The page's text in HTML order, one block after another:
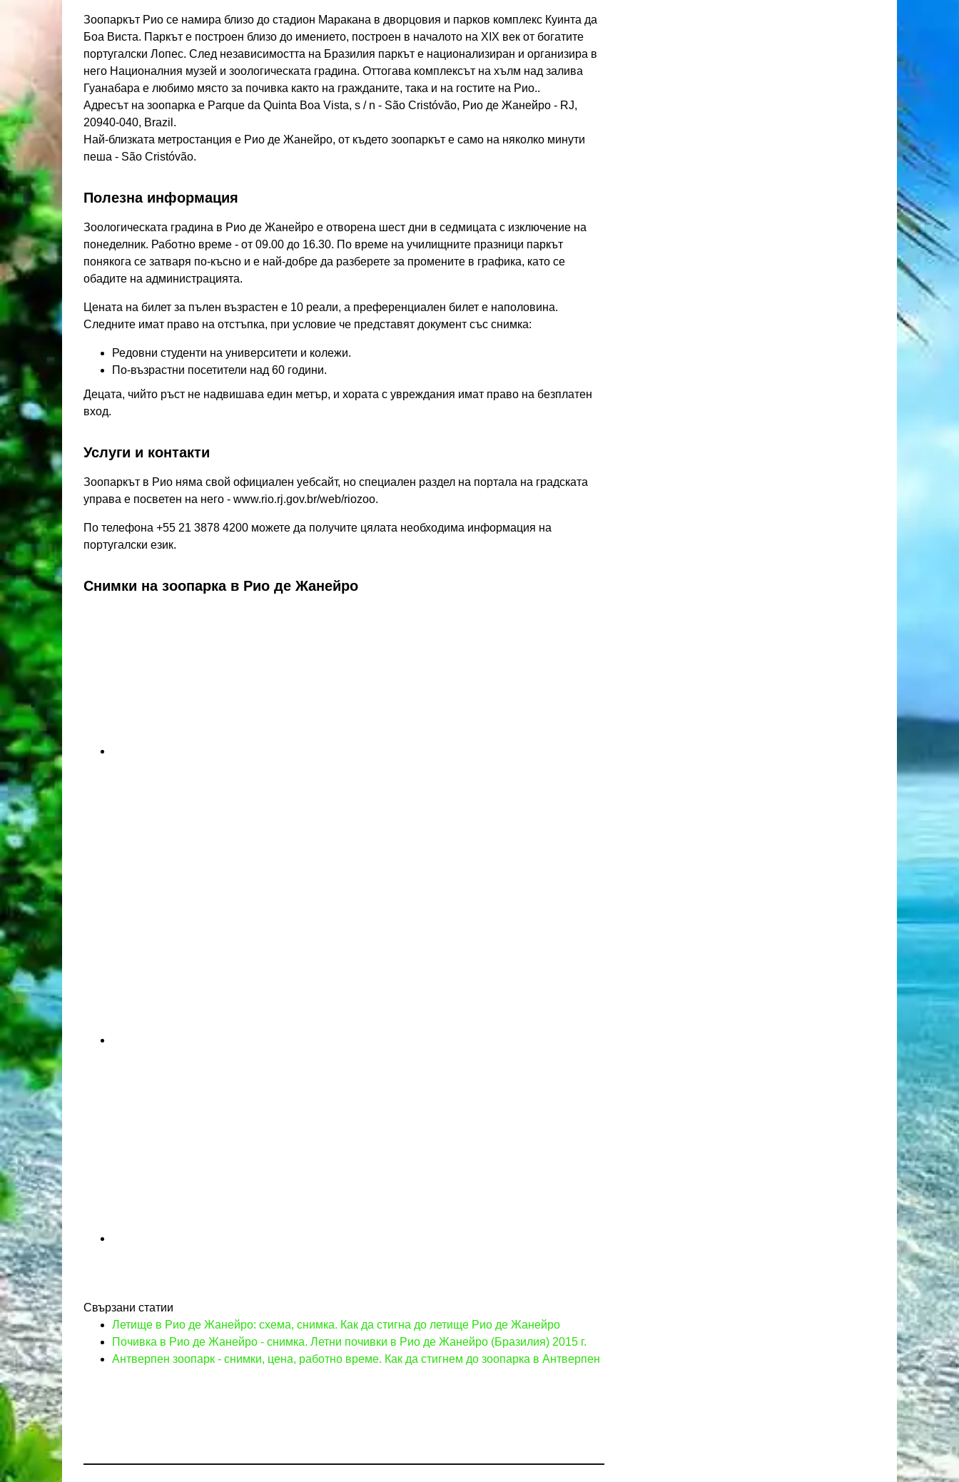
Зоопаркът Рио се намира близо до стадион Маракана в дворцовия и парков комплекс Куинта да
Боа Виста. Паркът е построен близо до имението, построен в началото на XIX век от богатите
португалски Лопес. След независимостта на Бразилия паркът е национализиран и организира в
него Националния музей и зоологическата градина. Оттогава комплексът на хълм над залива
Гуанабара е любимо място за почивка както на гражданите, така и на гостите на Рио..
Адресът на зоопарка е Parque da Quinta Boa Vista, s / n - São Cristóvão, Рио де Жанейро - RJ,
20940-040, Brazil.
Най-близката метростанция е Рио де Жанейро, от където зоопаркът е само на няколко минути
пеша - São Cristóvão.
Полезна информация
Зоологическата градина в Рио де Жанейро е отворена шест дни в седмицата с изключение на
понеделник. Работно време - от 09.00 до 16.30. По време на училищните празници паркът
понякога се затваря по-късно и е най-добре да разберете за промените в графика, като се
обадите на администрацията.
Цената на билет за пълен възрастен е 10 реали, а преференциален билет е наполовина.
Следните имат право на отстъпка, при условие че представят документ със снимка:
Редовни студенти на университети и колежи.
По-възрастни посетители над 60 години.
Децата, чийто ръст не надвишава един метър, и хората с увреждания имат право на безплатен
вход.
Услуги и контакти
Зоопаркът в Рио няма свой официален уебсайт, но специален раздел на портала на градската
управа е посветен на него - www.rio.rj.gov.br/web/riozoo.
По телефона +55 21 3878 4200 можете да получите цялата необходима информация на
португалски език.
Снимки на зоопарка в Рио де Жанейро
Свързани статии
Летище в Рио де Жанейро: схема, снимка. Как да стигна до летище Рио де Жанейро
Почивка в Рио де Жанейро - снимка. Летни почивки в Рио де Жанейро (Бразилия) 2015 г.
Антверпен зоопарк - снимки, цена, работно време. Как да стигнем до зоопарка в Антверпен